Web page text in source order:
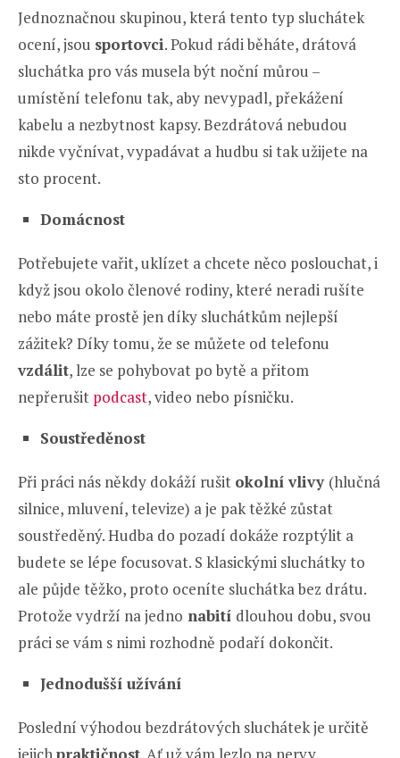
Jednoznačnou skupinou, která tento typ sluchátek
ocení, jsou sportovci. Pokud rádi běháte, drátová
sluchátka pro vás musela být noční můrou –
umístění telefonu tak, aby nevypadl, překážení
kabelu a nezbytnost kapsy. Bezdrátová nebudou
nikde vyčnívat, vypadávat a hudbu si tak užijete na
sto procent.
Domácnost
Potřebujete vařit, uklízet a chcete něco poslouchat, i
když jsou okolo členové rodiny, které neradi rušíte
nebo máte prostě jen díky sluchátkům nejlepší
zážitek? Díky tomu, že se můžete od telefonu
vzdálit, lze se pohybovat po bytě a přitom
nepřerušit podcast, video nebo písničku.
Soustředěnost
Při práci nás někdy dokáží rušit okolní vlivy (hlučná
silnice, mluvení, televize) a je pak těžké zůstat
soustředěný. Hudba do pozadí dokáže rozptýlit a
budete se lépe focusovat. S klasickými sluchátky to
ale půjde těžko, proto oceníte sluchátka bez drátu.
Protože vydrží na jedno nabití dlouhou dobu, svou
práci se vám s nimi rozhodně podaří dokončit.
Jednodušší užívání
Poslední výhodou bezdrátových sluchátek je určitě
jejichpraktičnost. Ať už vám lezlo na nervy